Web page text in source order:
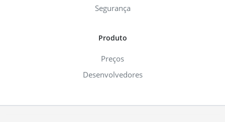
Segurança
Produto
Preços
Desenvolvedores